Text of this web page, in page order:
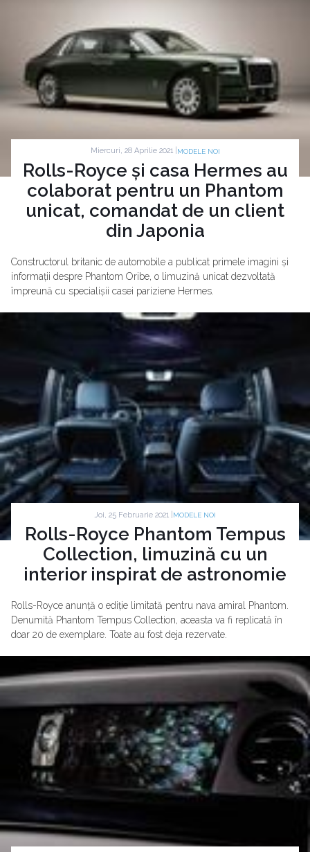
Miercuri, 28 Aprilie 2021 | MODELE NOI
Rolls-Royce și casa Hermes au
colaborat pentru un Phantom
unicat, comandat de un client
din Japonia
Constructorul britanic de automobile a publicat primele imagini și
informații despre Phantom Oribe, o limuzină unicat dezvoltată
împreună cu specialișii casei pariziene Hermes.
Joi, 25 Februarie 2021 | MODELE NOI
Rolls-Royce Phantom Tempus
Collection, limuzină cu un
interior inspirat de astronomie
Rolls-Royce anunță o ediție limitată pentru nava amiral Phantom.
Denumită Phantom Tempus Collection, aceasta va fi replicată în
doar 20 de exemplare. Toate au fost deja rezervate.